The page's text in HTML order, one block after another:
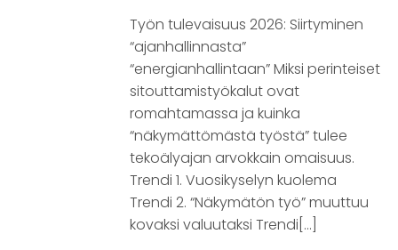
Työn tulevaisuus 2026: Siirtyminen
“ajanhallinnasta”
“energianhallintaan” Miksi perinteiset
sitouttamistyökalut ovat
romahtamassa ja kuinka
“näkymättömästä työstä” tulee
tekoälyajan arvokkain omaisuus.
Trendi 1. Vuosikyselyn kuolema
Trendi 2. “Näkymätön työ” muuttuu
kovaksi valuutaksi Trendi[…]